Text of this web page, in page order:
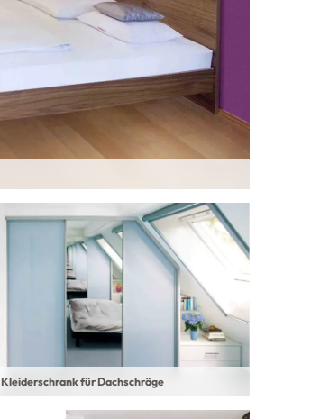
Kleiderschrank für Dachschräge